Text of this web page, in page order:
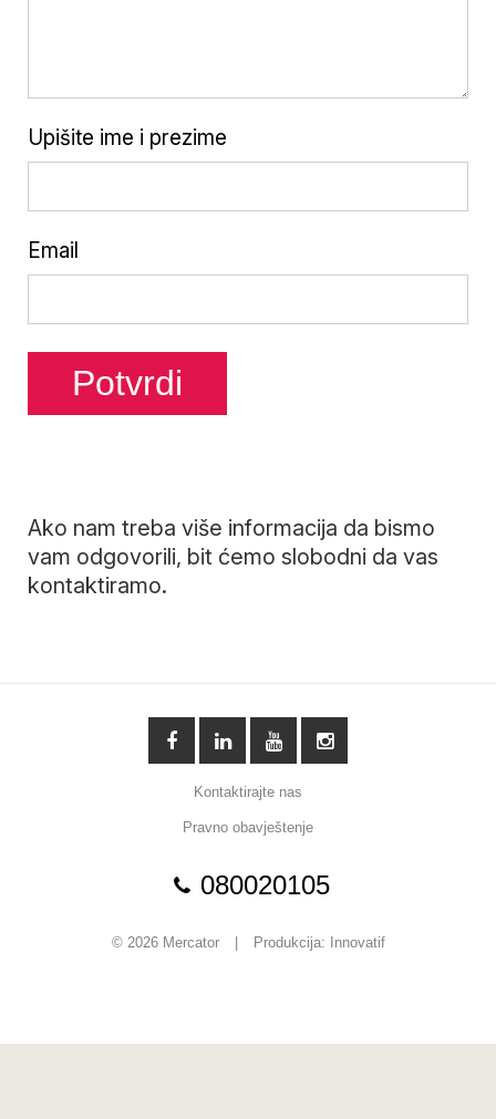
Upišite ime i prezime
Email
Ako nam treba više informacija da bismo
vam odgovorili, bit ćemo slobodni da vas
kontaktiramo.
Kontaktirajte nas
Pravno obavještenje
080020105
© 2026 Mercator Produkcija: Innovatif